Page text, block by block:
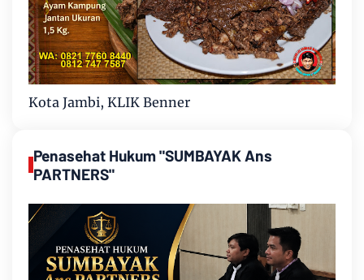
Kota Jambi, KLIK Benner
Penasehat Hukum "SUMBAYAK Ans
PARTNERS"